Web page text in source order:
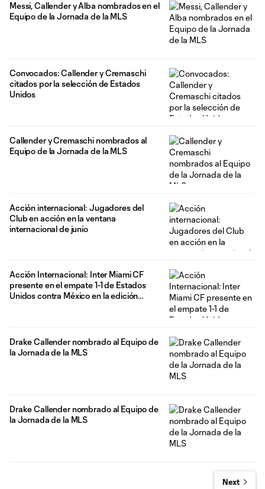
Messi, Callender y Alba nombrados en el
Equipo de la Jornada de la MLS
Convocados: Callender y Cremaschi
citados por la selección de Estados
Unidos
Callender y Cremaschi nombrados al
Equipo de la Jornada de la MLS
Acción internacional: Jugadores del
Club en acción en la ventana
internacional de junio
Acción Internacional: Inter Miami CF
presente en el empate 1-1 de Estados
Unidos contra México en la edición
Drake Callender nombrado al Equipo de
la Jornada de la MLS
Drake Callender nombrado al Equipo de
la Jornada de la MLS
Next